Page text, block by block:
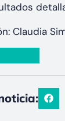
Claudia